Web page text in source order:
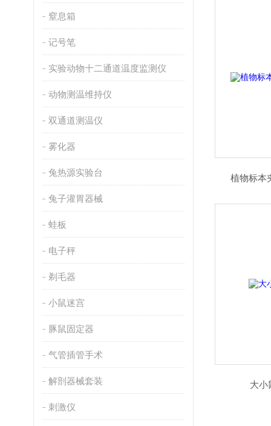
窒息箱
记号笔
实验动物十二通道温度监测仪
动物测温维持仪
双通道测温仪
雾化器
兔热源实验台
兔子灌胃器械
蛙板
电子秤
剃毛器
小鼠迷宫
豚鼠固定器
气管插管手术
解剖器械套装
刺激仪
植物标本
大小